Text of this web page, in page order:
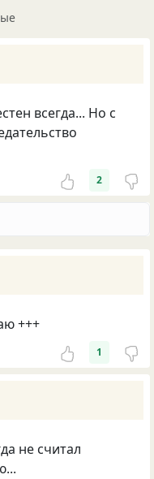
всегда... Но с
2
+++
1
не считал